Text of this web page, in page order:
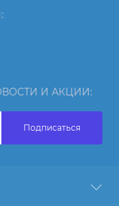
И АКЦИИ:
Подписаться